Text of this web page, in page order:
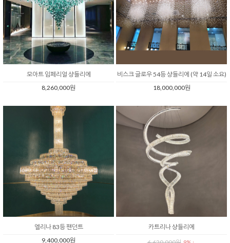
모아트 임페리얼 샹들리에
8,260,000원
비스크 글로우 54등 샹들리에 (약 14일 소요)
18,000,000원
엘리나 83등 팬던트
9,400,000원
카트리나 샹들리에